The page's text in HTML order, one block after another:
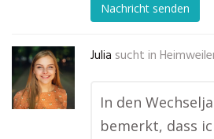
Nachricht senden
Julia sucht in
In den
bemerkt, dass